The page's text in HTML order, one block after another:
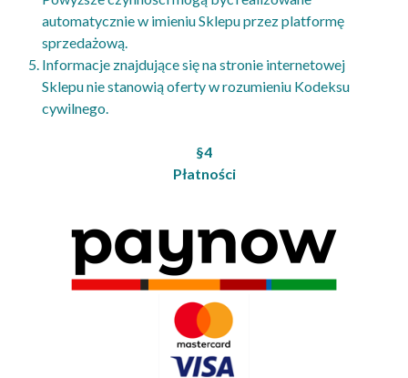
automatycznie w imieniu Sklepu przez platformę
sprzedażową.
Informacje znajdujące się na stronie internetowej
Sklepu nie stanowią oferty w rozumieniu Kodeksu
cywilnego.
§4
Płatności